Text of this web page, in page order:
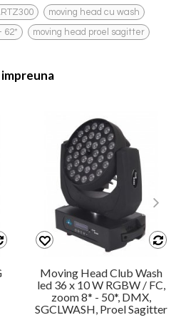
moving head cu wash
62* moving head proel sagitter
Moving Head Club Wash
led 36 x 10 W RGBW / FC,
zoom 8* - 50*, DMX,
SGCLWASH, Proel Sagitter